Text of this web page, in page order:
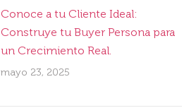
Conoce a tu Cliente Ideal:
Construye tu Buyer Persona para
un Crecimiento Real.
mayo 23, 2025